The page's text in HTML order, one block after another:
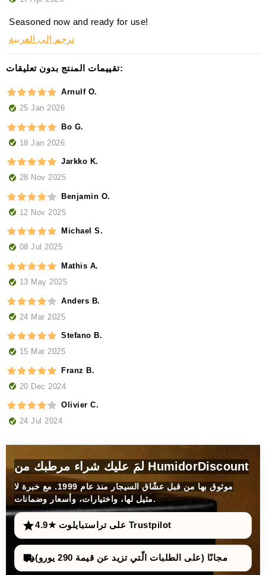
Seasoned now and ready for use!
ترجم إلى العربية
تقييمات المنتج بدون تعليقات:
Arnulf O.
25 Jan 2026
Bo G.
18 Jan 2026
Jarkko K.
28 Nov 2025
Benjamin O.
12 Nov 2025
Michael S.
08 Jul 2025
Mathis A.
13 May 2025
Anders B.
24 Mar 2025
Stefano B.
15 Mar 2025
Franz B.
20 Dec 2024
Olivier C.
24 Jul 2024
لمَ عليك شراء مرطبك من HumidorDiscount
موثوق بها من قبل عشّاق السيجار منذ عام 1999. مع خبرة لا
مثيل لها، واختيارات، وأسعار وضمانات.
4.9★ على تراستبايلوت Trustpilot
مجانًا (على الطلبات الّتي تزيد عن قيمة 290 يورو)